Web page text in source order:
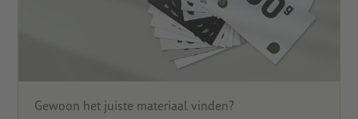
Gewoon het juiste materiaal vinden?